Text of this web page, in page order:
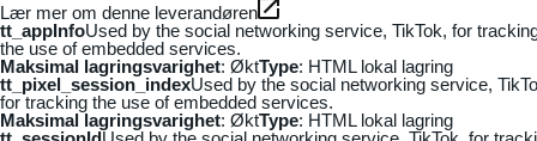
Lær mer om denne leverandøren
tt_appInfoUsed by the social networking service, TikTok, for
the use of embedded services.
Maksimal lagringsvarighet: ØktType: HTML lokal lagring
tt_pixel_session_indexUsed by the social networking service,
for tracking the use of embedded services.
Maksimal lagringsvarighet: ØktType: HTML lokal lagring